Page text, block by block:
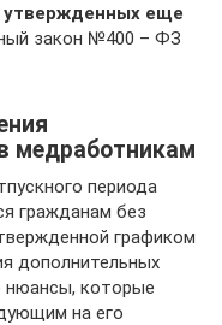
утвержденных еще
закон №400 – ФЗ
медработникам
периода
гражданам без
графиком
дополнительных
нюансы, которые
на его